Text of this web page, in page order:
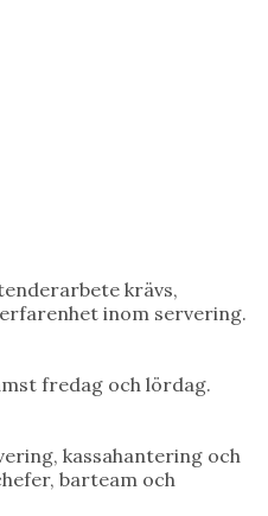
krävs,
inom servering.
fredag och lördag.
kassahantering och
barteam och